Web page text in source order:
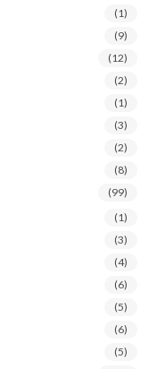
(1)
(9)
(12)
(2)
(1)
(3)
(2)
(8)
(99)
(1)
(3)
(4)
(6)
(5)
(6)
(5)